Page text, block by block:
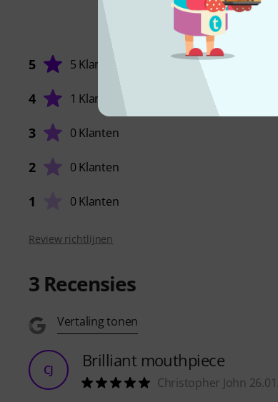
5 5 Klanten
4 1 Klant
3 0 Klanten
2 0 Klanten
1 0 Klanten
Review richtlijnen
3 Recensies
Vertaling tonen
CJ Brilliant mouthpiece
Christopher John